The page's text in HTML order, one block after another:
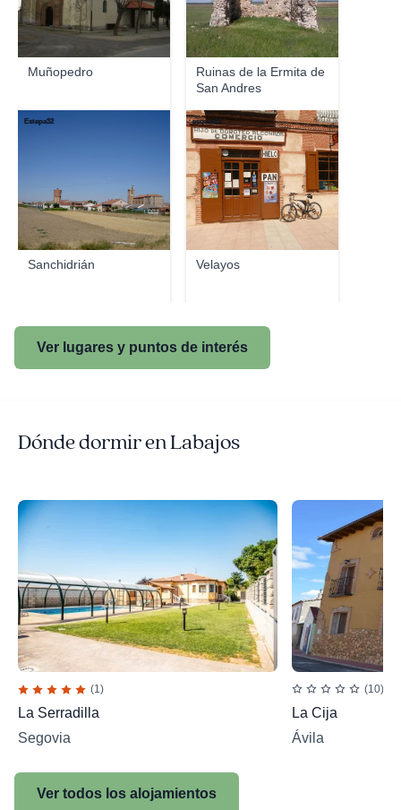
Muñopedro
Ruinas de la Ermita de
San Andres
Sanchidrián
Estepa32
Velayos
esquer01
Ver lugares y puntos de interés
Dónde dormir en Labajos
(1)
La Serradilla
Segovia
(10)
La Cija
Ávila
Ver todos los alojamientos